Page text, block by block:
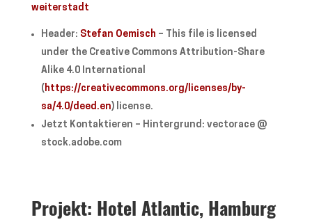
weiterstadt
Header: Stefan Oemisch – This file is licensed
under the Creative Commons Attribution-Share
Alike 4.0 International
(https://creativecommons.org/licenses/by-
sa/4.0/deed.en) license.
Jetzt Kontaktieren – Hintergrund: vectorace @
stock.adobe.com
Projekt: Hotel Atlantic, Hamburg